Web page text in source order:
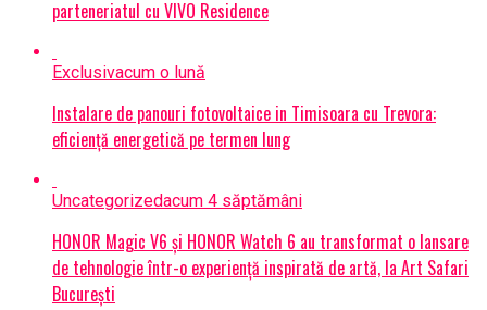
parteneriatul cu VIVO Residence
Exclusivacum o lună
Instalare de panouri fotovoltaice in Timisoara cu Trevora:
eficiență energetică pe termen lung
Uncategorizedacum 4 săptămâni
HONOR Magic V6 și HONOR Watch 6 au transformat o lansare
de tehnologie într-o experiență inspirată de artă, la Art Safari
București